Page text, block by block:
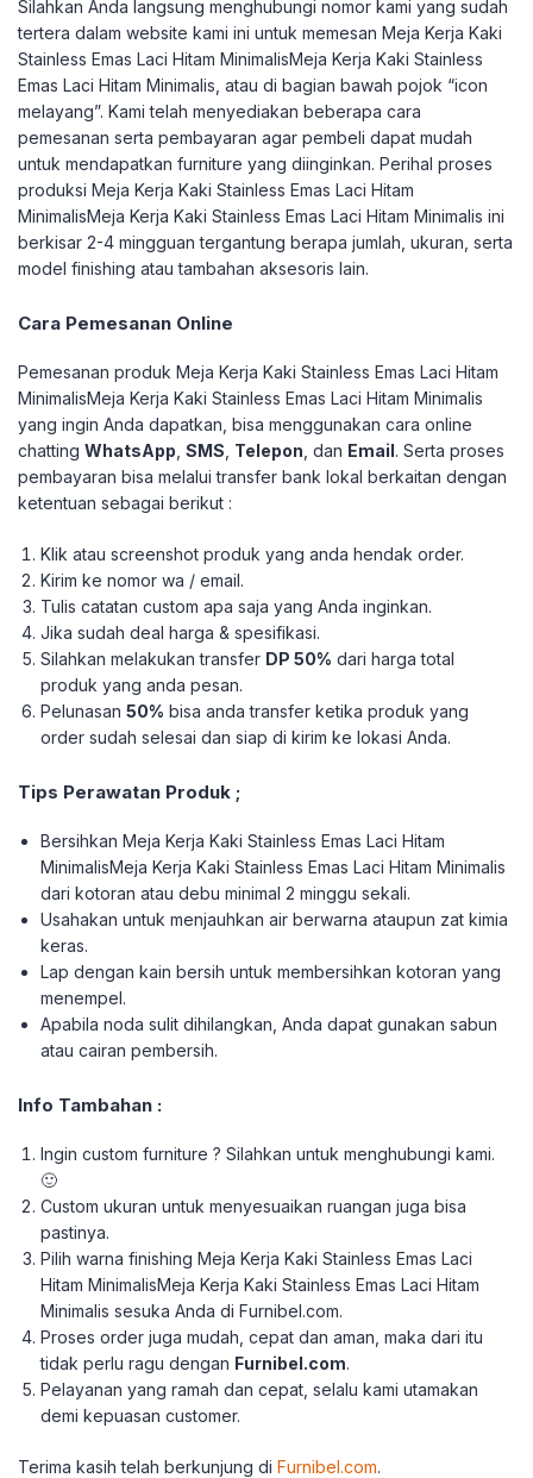
Silahkan Anda langsung menghubungi nomor kami yang sudah
tertera dalam website kami ini untuk memesan Meja Kerja Kaki
Stainless Emas Laci Hitam MinimalisMeja Kerja Kaki Stainless
Emas Laci Hitam Minimalis, atau di bagian bawah pojok “icon
melayang”. Kami telah menyediakan beberapa cara
pemesanan serta pembayaran agar pembeli dapat mudah
untuk mendapatkan furniture yang diinginkan. Perihal proses
produksi Meja Kerja Kaki Stainless Emas Laci Hitam
MinimalisMeja Kerja Kaki Stainless Emas Laci Hitam Minimalis ini
berkisar 2-4 mingguan tergantung berapa jumlah, ukuran, serta
model finishing atau tambahan aksesoris lain.
Cara Pemesanan Online
Pemesanan produk Meja Kerja Kaki Stainless Emas Laci Hitam
MinimalisMeja Kerja Kaki Stainless Emas Laci Hitam Minimalis
yang ingin Anda dapatkan, bisa menggunakan cara online
chatting WhatsApp SMS Telepon , dan Email. Serta proses
pembayaran bisa melalui transfer bank lokal berkaitan dengan
ketentuan sebagai berikut :
Klik atau screenshot produk yang anda hendak order.
Kirim ke nomor wa / email.
Tulis catatan custom apa saja yang Anda inginkan.
Jika sudah deal harga & spesifikasi.
Silahkan melakukan transfer DP 50% dari harga total
produk yang anda pesan.
Pelunasan50% bisa anda transfer ketika produk yang
order sudah selesai dan siap di kirim ke lokasi Anda.
Tips Perawatan Produk ;
Bersihkan Meja Kerja Kaki Stainless Emas Laci Hitam
MinimalisMeja Kerja Kaki Stainless Emas Laci Hitam Minimalis
dari kotoran atau debu minimal 2 minggu sekali.
Usahakan untuk menjauhkan air berwarna ataupun zat kimia
keras.
Lap dengan kain bersih untuk membersihkan kotoran yang
menempel.
Apabila noda sulit dihilangkan, Anda dapat gunakan sabun
atau cairan pembersih.
Info Tambahan :
Ingin custom furniture ? Silahkan untuk menghubungi kami.
🙂
Custom ukuran untuk menyesuaikan ruangan juga bisa
pastinya.
Pilih warna finishing Meja Kerja Kaki Stainless Emas Laci
Hitam MinimalisMeja Kerja Kaki Stainless Emas Laci Hitam
Minimalis sesuka Anda di Furnibel.com.
Proses order juga mudah, cepat dan aman, maka dari itu
tidak perlu ragu dengan Furnibel.com.
Pelayanan yang ramah dan cepat, selalu kami utamakan
demi kepuasan customer.
Terima kasih telah berkunjung di Furnibel.com.